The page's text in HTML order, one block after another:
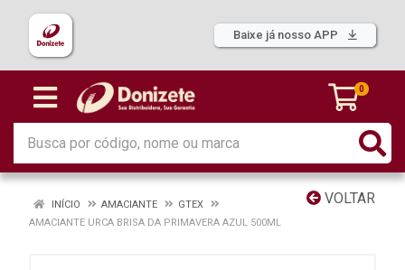
Baixe já nosso APP
0
VOLTAR
INÍCIO AMACIANTE
GTEX
AMACIANTE URCA BRISA DA PRIMAVERA AZUL 500ML